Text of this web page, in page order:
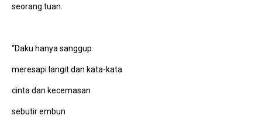
seorang tuan.
“Daku hanya sanggup
meresapi langit dan kata-kata
cinta dan kecemasan
sebutir embun